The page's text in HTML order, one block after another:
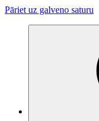
Pāriet uz galveno saturu